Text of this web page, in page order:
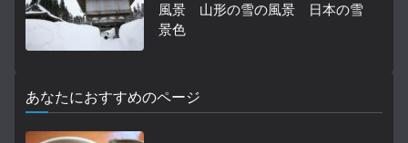
風景 山形の雪の風景 日本の雪
景色
あなたにおすすめのページ